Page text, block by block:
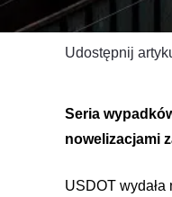
Udostępnij
Seria
nowelizacjami
USDOT